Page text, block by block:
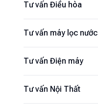
Tư vấn Điều hòa
Tư vấn máy lọc nước
Tư vấn Điện máy
Tư vấn Nội Thất